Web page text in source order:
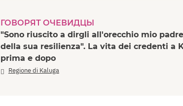
ГОВОРЯТ ОЧЕВИДЦЫ
"Sono riuscito a dirgli all'orecchio mio
della sua resilienza". La vita dei credenti a
prima e dopo
Regione di Kaluga